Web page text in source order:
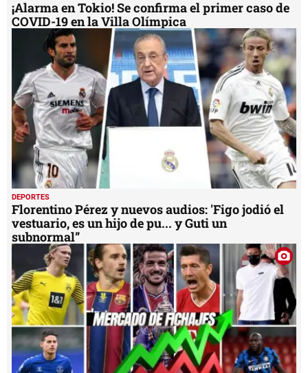
¡Alarma en Tokio! Se confirma el primer caso de
COVID-19 en la Villa Olímpica
DEPORTES
Florentino Pérez y nuevos audios: 'Figo jodió el
vestuario, es un hijo de pu... y Guti un
subnormal”